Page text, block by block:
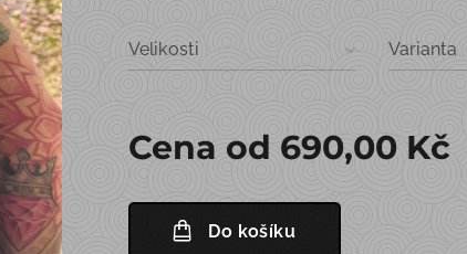
Velikosti Varianta
Cena od 690,00 Kč
Do košíku